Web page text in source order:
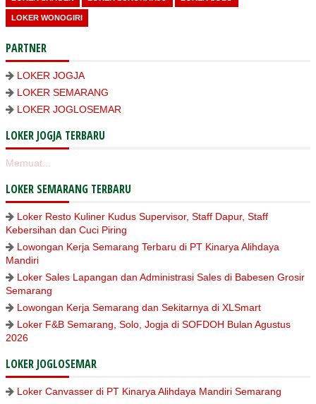
LOKER WONOGIRI
PARTNER
LOKER JOGJA
LOKER SEMARANG
LOKER JOGLOSEMAR
LOKER JOGJA TERBARU
Memuat...
LOKER SEMARANG TERBARU
Loker Resto Kuliner Kudus Supervisor, Staff Dapur, Staff
Kebersihan dan Cuci Piring
Lowongan Kerja Semarang Terbaru di PT Kinarya Alihdaya
Mandiri
Loker Sales Lapangan dan Administrasi Sales di Babesen Grosir
Semarang
Lowongan Kerja Semarang dan Sekitarnya di XLSmart
Loker F&B Semarang, Solo, Jogja di SOFDOH Bulan Agustus
2026
LOKER JOGLOSEMAR
Loker Canvasser di PT Kinarya Alihdaya Mandiri Semarang